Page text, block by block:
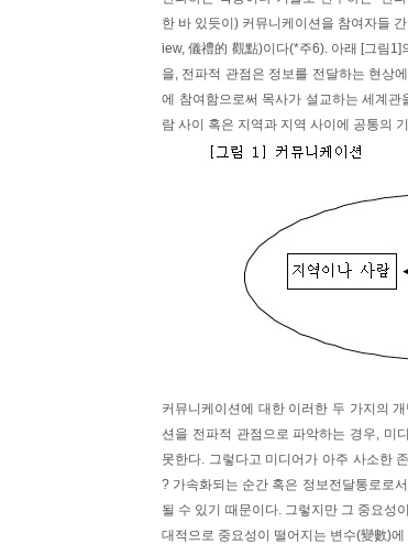
한 바 있듯이) 커뮤니케이션을 참여자들
iew, 儀禮的 觀點)이다(*주6). 아래 [그림
을, 전파적 관점은 정보를 전달하는 현상
에 참여함으로써 목사가 설교하는 세계
람 사이 혹은 지역과 지역 사이에 공통의
커뮤니케이션에 대한 이러한 두 가지의
션을 전파적 관점으로 파악하는 경우, 미
못한다. 그렇다고 미디어가 아주 사소한
? 가속화되는 순간 혹은 정보전달통로로
될 수 있기 때문이다. 그렇지만 그 중요성
대적으로 중요성이 떨어지는 변수(變數)에